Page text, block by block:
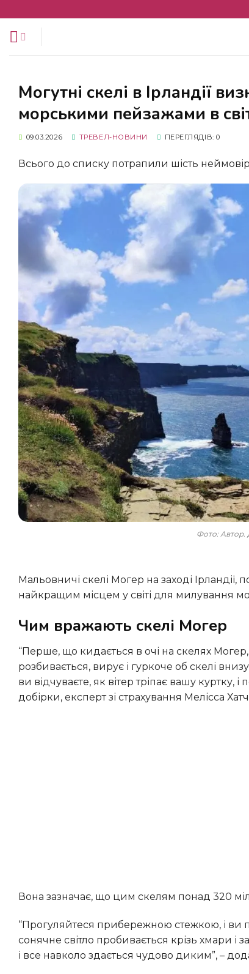
змісту
Могутні скелі в Ірландії визнали місцем з наймальовничішими
морськими пейзажами в
09.03.2026 ТРЕВЕЛ-НОВИНИ ПЕРЕГЛЯДІВ: 0
Всього до списку потрапили шість
Фото:
Мальовничі скелі Могер на заході Ірландії, поради щодо відвідування яких раніше давав GT.Туризм, визнали
найкращим місцем у світі для милування
Чим вражають скелі Могер
“Перше, що кидається в очі на скелях Могер, – це шум. Атлантичний океан тут не просто м’яко плескається – він
розбивається, вирує і гуркоче об скелі
ви відчуваєте, як вітер тріпає вашу куртку,
добірки, експерт зі страхування Мелісса
Вона зазначає, що цим скелям понад 320
“Прогуляйтеся прибережною стежкою, і ви побачите, як пейзаж змінюється з кожним кроком. В один момент
сонячне світло пробивається крізь хмари і
і все навколо здається чудово диким”, –